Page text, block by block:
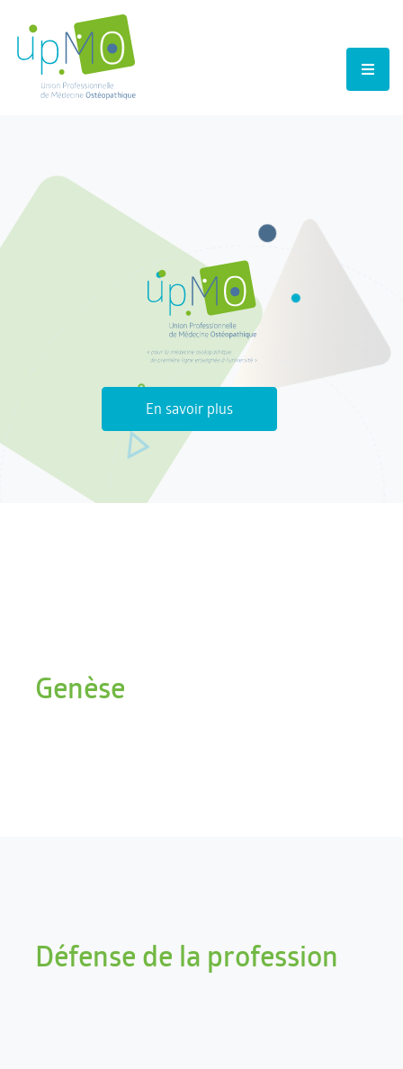
En savoir plus
Genèse
Défense de la profession